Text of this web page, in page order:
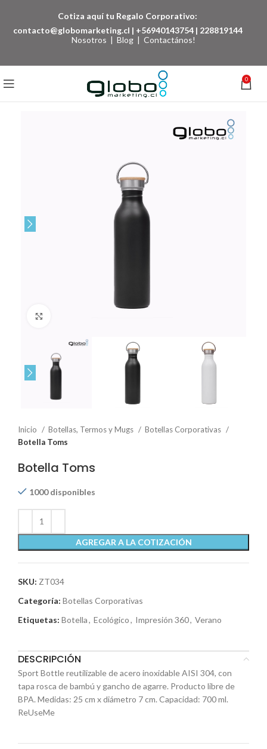
Cotiza aquí tu Regalo Corporativo:
contacto@globomarketing.cl | +56940143754 | 228819144
Nosotros | Blog | Contactános!
0
Inicio Botellas, Termos y Mugs
Botellas Corporativas
Botella Toms
Botella Toms
1000 disponibles
AGREGAR A LA COTIZACIÓN
SKU: ZT034
Categoría: Botellas Corporativas
Etiquetas: Botella, Ecológico, Impresión 360, Verano
DESCRIPCIÓN
Sport Bottle reutilizable de acero inoxidable AISI 304, con
tapa rosca de bambú y gancho de agarre. Producto libre de
BPA. Medidas: 25 cm x diámetro 7 cm. Capacidad: 700 ml.
ReUseMe